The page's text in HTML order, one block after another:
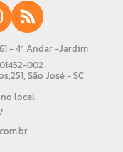
- 4º Andar -Jardim
002
São José - SC
local